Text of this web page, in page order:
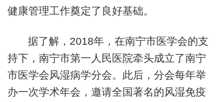
健康管理工作奠定了良好基础。
据了解，2018年，在南宁市医学会的支
持下，南宁市第一人民医院牵头成立了南宁
市医学会风湿病学分会。此后，分会每年举
办一次学术年会，邀请全国著名的风湿免疫